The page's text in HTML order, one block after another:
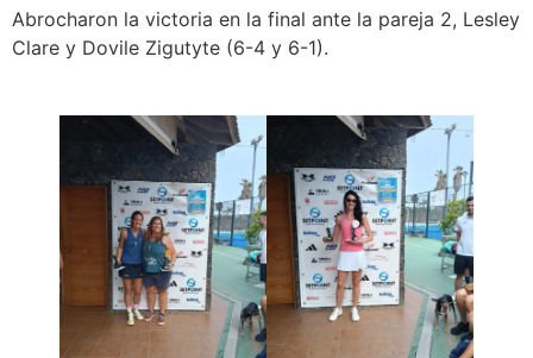
Abrocharon la victoria en la final ante la pareja 2, Lesley
Clare y Dovile Zigutyte (6-4 y 6-1).